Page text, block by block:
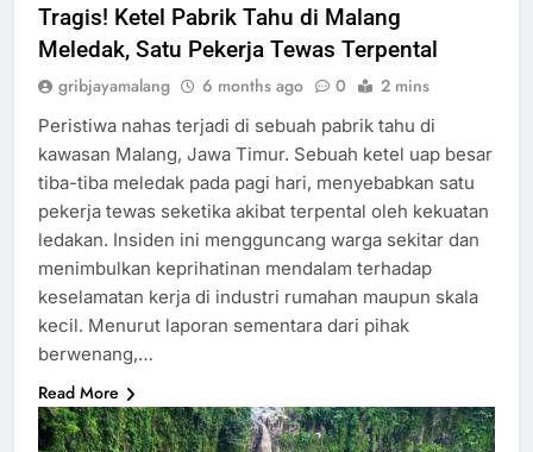
Tragis! Ketel Pabrik Tahu di Malang
Meledak, Satu Pekerja Tewas Terpental
gribjayamalang 6 months ago 0 2 mins
Peristiwa nahas terjadi di sebuah pabrik tahu di
kawasan Malang, Jawa Timur. Sebuah ketel uap besar
tiba-tiba meledak pada pagi hari, menyebabkan satu
pekerja tewas seketika akibat terpental oleh kekuatan
ledakan. Insiden ini mengguncang warga sekitar dan
menimbulkan keprihatinan mendalam terhadap
keselamatan kerja di industri rumahan maupun skala
kecil. Menurut laporan sementara dari pihak
berwenang,…
Read More